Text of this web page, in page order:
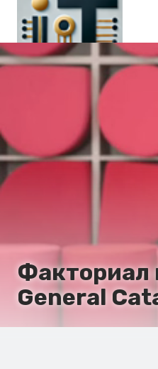
Главная
Ru
Факториал
General